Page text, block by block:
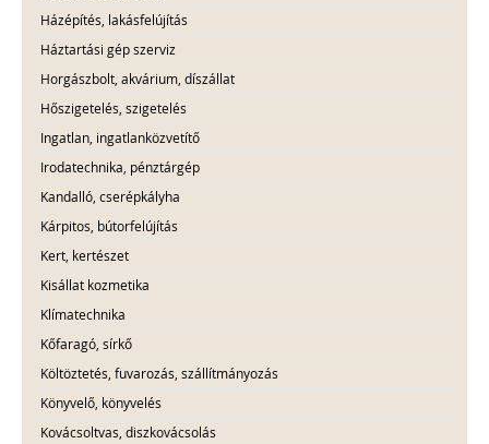
Házépítés, lakásfelújítás
Háztartási gép szerviz
Horgászbolt, akvárium, díszállat
Hőszigetelés, szigetelés
Ingatlan, ingatlanközvetítő
Irodatechnika, pénztárgép
Kandalló, cserépkályha
Kárpitos, bútorfelújítás
Kert, kertészet
Kisállat kozmetika
Klímatechnika
Kőfaragó, sírkő
Költöztetés, fuvarozás, szállítmányozás
Könyvelő, könyvelés
Kovácsoltvas, diszkovácsolás